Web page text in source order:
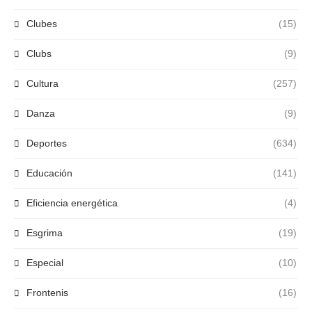
Clubes (15)
Clubs (9)
Cultura (257)
Danza (9)
Deportes (634)
Educación (141)
Eficiencia energética (4)
Esgrima (19)
Especial (10)
Frontenis (16)